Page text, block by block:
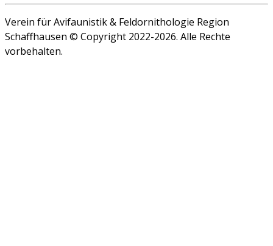
Verein für Avifaunistik & Feldornithologie Region
Schaffhausen © Copyright 2022-2026. Alle Rechte
vorbehalten.